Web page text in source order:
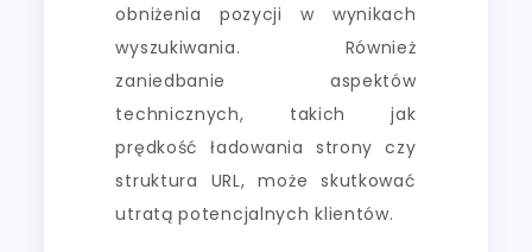
obniżenia pozycji w wynikach
wyszukiwania. Również
zaniedbanie aspektów
technicznych, takich jak
prędkość ładowania strony czy
struktura URL, może skutkować
utratą potencjalnych klientów.